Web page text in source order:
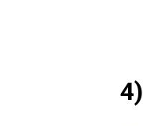
4)